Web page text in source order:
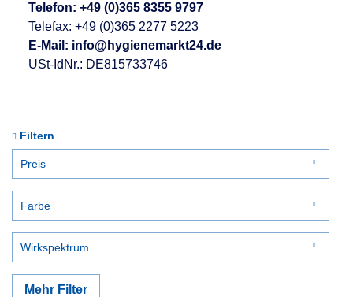
Telefon: +49 (0)365 8355 9797
Telefax: +49 (0)365 2277 5223
E-Mail: info@hygienemarkt24.de
USt-IdNr.: DE815733746
Filtern
Preis
Farbe
klar
weiß
Wirkspektrum
bakterizid
Mehr Filter